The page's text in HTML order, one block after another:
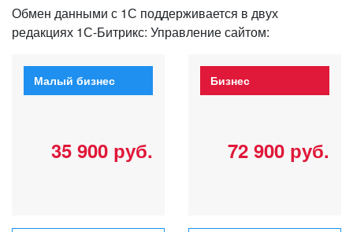
Обмен данными с 1С поддерживается в двух
редакциях 1С-Битрикс: Управление сайтом:
Малый бизнес
35 900 руб.
Бизнес
72 900 руб.